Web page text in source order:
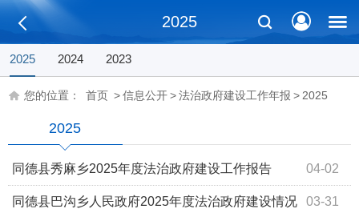
2025
2025 2024 2023
您的位置： 首页 >信息公开>法治政府建设工作年报 > 2025
2025
04-02
同德县秀麻乡2025年度法治政府建设工作报告
03-31
同德县巴沟乡人民政府2025年度法治政府建设情况